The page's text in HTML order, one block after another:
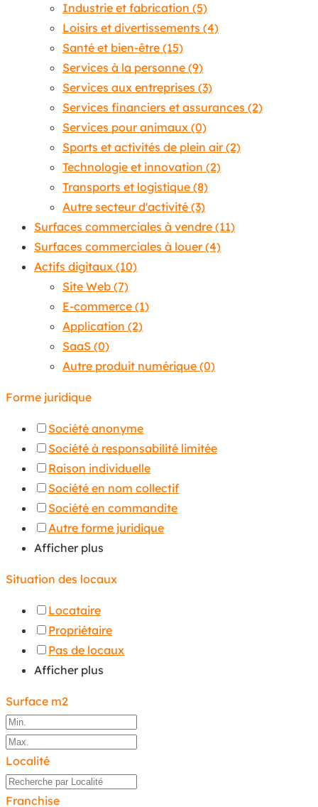
Industrie et fabrication (5)
Loisirs et divertissements (4)
Santé et bien-être (15)
Services à la personne (9)
Services aux entreprises (3)
Services financiers et assurances (2)
Services pour animaux (0)
Sports et activités de plein air(2)
Technologie et innovation (2)
Transports et logistique (8)
Autre secteur d'activité (3)
Surfaces commerciales à vendre (11)
Surfaces commerciales à louer(4)
Actifs digitaux (10)
Site Web (7)
E-commerce (1)
Application (2)
SaaS (0)
Autre produit numérique (0)
Forme juridique
Société anonyme
Société à responsabilité limitée
Raison individuelle
Société en nom collectif
Société en commandite
Autre forme juridique
Afficher plus
Situation des locaux
Locataire
Propriétaire
Pas de locaux
Afficher plus
Surface m2
Localité
Franchise